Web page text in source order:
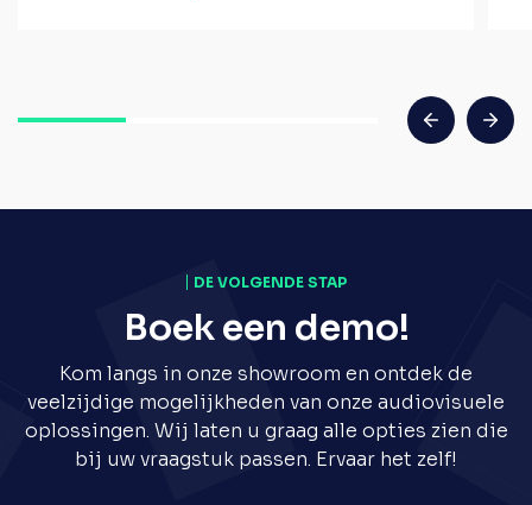
DE VOLGENDE STAP
Boek een demo!
Kom langs in onze showroom en ontdek de
veelzijdige mogelijkheden van onze audiovisuele
oplossingen. Wij laten u graag alle opties zien die
bij uw vraagstuk passen. Ervaar het zelf!